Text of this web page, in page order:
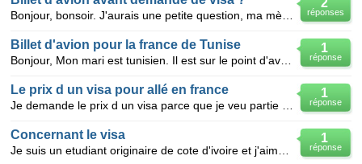
2
réponses
1
réponse
Billet d'avion pour la france de Tunise
1
réponse
Le prix d un visa pour allé en france
1
réponse
Concernant le visa